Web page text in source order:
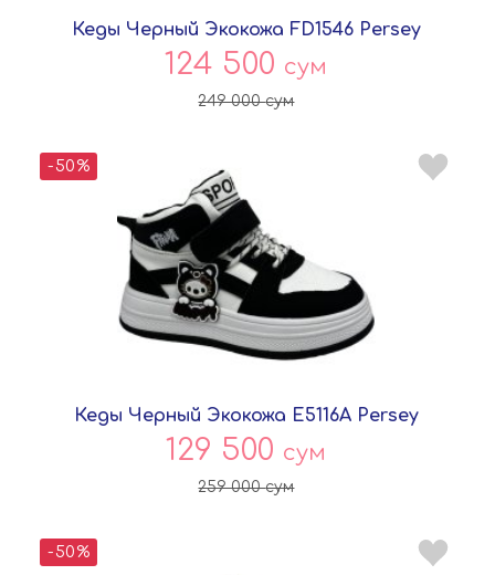
Кеды Черный Экокожа FD1546 Persey
124 500 сум
249 000сум
-50%
Кеды Черный Экокожа E5116A Persey
129 500 сум
259 000сум
-50%